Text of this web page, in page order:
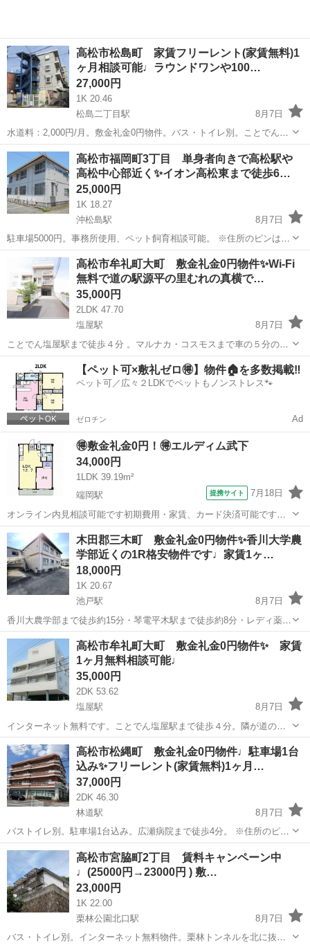
高松市松島町 家賃フリーレント(家賃無料)1
ヶ月相談可能♩ラウンドワンや100…
27,000円
1K 20.46
松島二丁目駅
8月7日
水道料：2,000円/月。敷金礼金0円物件。バス・トイレ別。ことでん松
島２丁目駅まで徒歩5分。市内中心部まで楽々通勤・通学圏内。初期費
用を抑えた物件でペット飼育相談可。 ※住所のピンは正確では無い可
能性ございますので、...
香川 高松市 松島二丁目駅 アパート 無料
高松市福岡町3丁目 単身者向きで高松駅や
高松中心部近く✨イオン高松東まで徒歩6…
25,000円
1K 18.27
沖松島駅
8月7日
駐車場5000円。事務所使用、ペット飼育相談可能。 ※住所のピンは正
確では無い可能性ございますので、現地確認や内見ご希望の際はご連
絡下さい。 ※お部屋のクリーニング費用は退去時に定額クリーニング
費用として清算となります...
高松市 沖松島駅 アパート 徒歩
高松市牟礼町大町 敷金礼金0円物件✨Wi-Fi
無料で道の駅源平の里むれの真横で…
35,000円
2LDK 47.70
塩屋駅
8月7日
ことでん塩屋駅まで徒歩４分 。マルナカ・コスモスまで車の５分の立
地です。 Wi-Fi無料。駐車場有 3,000円/月。 ※住所のピンは正確では
無い可能性ございますので、現地確認や内見ご希望の際はご連絡下さ
い。 ※お部屋の...
塩屋駅 アパート 無料
【ペット可×敷礼ゼロ🉐】物件🏠を多数掲載‼️
ペット可／広々２LDKでペットもノンストレス🐾
ゼロチン Ad
🉐敷金礼金0円！🉐エルディム武下
34,000円
1LDK 39.19m²
端岡駅
提携サイト 7月18日
オンライン内見相談可能です初期費用・家賃、カード決済可能です。
（仲介手数料・住宅保険料は除く）
香川 高松市 端岡駅 アパート
木田郡三木町 敷金礼金0円物件✨香川大学農
学部近くの1R格安物件です♩家賃1ヶ…
18,000円
1K 20.67
池戸駅
8月7日
香川大農学部まで徒歩約15分・琴電平木駅まで徒歩約8分・レディ薬局
やスーパーまで徒歩約15分。水道代は毎月/定額2,000円。駐車場は毎
月/3,000円。 ※住所のピンは正確では無い可能性ございますので、現
地確認や内見ご...
香川 木田郡 池戸駅 アパート 徒歩
高松市牟礼町大町 敷金礼金0円物件✨ 家賃
1ヶ月無料相談可能♩
35,000円
2DK 53.62
塩屋駅
8月7日
インターネット無料です。ことでん塩屋駅まで徒歩４分。隣が道の駅
です。エアコン付でバストイレ別タイプのお部屋です。駐車場近隣有
3,000円/月。水道料定額：3,000円/月。 ※住所のピンは正確では無い
可能性ござい...
香川 高松市 塩屋駅 アパート 無料
高松市松縄町 敷金礼金0円物件♩駐車場1台
込み✨フリーレント(家賃無料)1ヶ月…
37,000円
2DK 46.30
林道駅
8月7日
バストイレ別。駐車場1台込み。広瀬病院まで徒歩4分。 ※住所のピン
は正確では無い可能性ございますので、現地確認や内見ご希望の際は
ご連絡下さい。 ※お部屋のクリーニング費用は退去時に定額クリーニ
ング費用(2DKは400...
香川 高松市 林道駅 アパート 徒歩
高松市宮脇町2丁目 賃料キャンペーン中
♩(25000円→23000円 ) 敷…
23,000円
1K 22.00
栗林公園北口駅
8月7日
バス・トイレ別。インターネット無料物件。栗林トンネルを北に抜け